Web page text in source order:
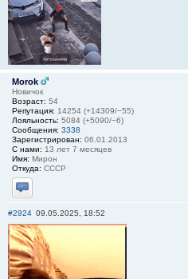
Morok
Новичок
Возраст: 54
Репутация: 14254 (+14309/−55)
Лояльность: 5084 (+5090/−6)
Сообщения: 3338
Зарегистрирован: 06.01.2013
С нами: 13 лет 7 месяцев
Имя: Мирон
Откуда: СССР
Отправить личное сообщение
#2924 09.05.2025, 18:52